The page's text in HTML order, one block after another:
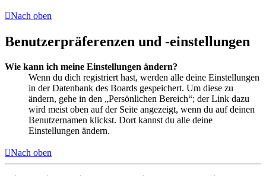
Nach oben
Benutzerpräferenzen und -einstellungen
Wie kann ich meine Einstellungen ändern?
Wenn du dich registriert hast, werden alle deine Einstellungen
in der Datenbank des Boards gespeichert. Um diese zu
ändern, gehe in den „Persönlichen Bereich“; der Link dazu
wird meist oben auf der Seite angezeigt, wenn du auf deinen
Benutzernamen klickst. Dort kannst du alle deine
Einstellungen ändern.
Nach oben